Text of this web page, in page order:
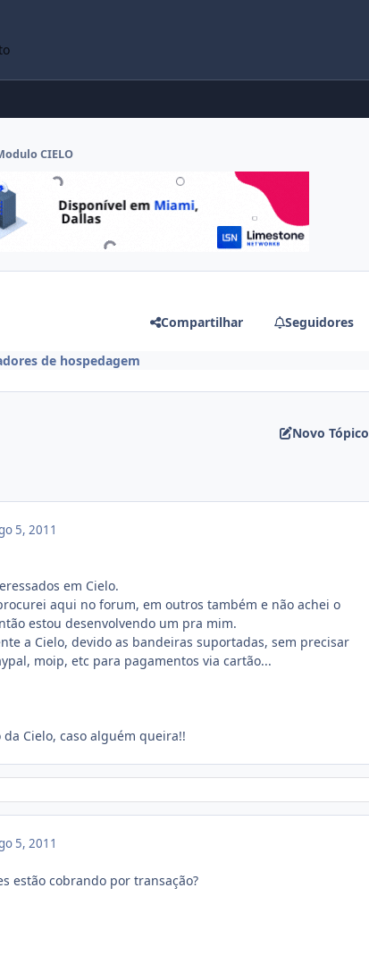
CIELO
Compartilhar Seguidores
de hospedagem
Novo Tópico
5, 2011
em Cielo.
aqui no forum, em outros também e não achei o
estou desenvolvendo um pra mim.
a Cielo, devido as bandeiras suportadas, sem precisar
moip, etc para pagamentos via cartão...
da Cielo, caso alguém queira!!
5, 2011
estão cobrando por transação?